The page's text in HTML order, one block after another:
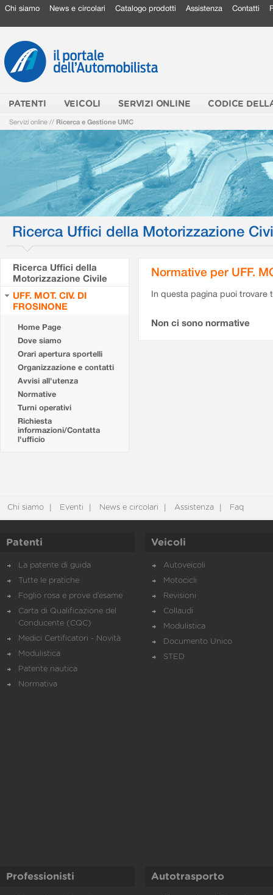
Chi siamo News e circolari Catalogo prodotti Assistenza Contatti
PATENTI VEICOLI SERVIZI ONLINE CODICE
Servizi online // Ricerca e Gestione UMC
Ricerca Uffici della Motorizzazione
Ricerca Uffici della
Motorizzazione Civile
UFF. MOT. CIV. DI
FROSINONE
Home Page
Dove siamo
Orari apertura sportelli
Organizzazione e contatti
Avvisi all'utenza
Normative
Turni operativi
Richiesta
informazioni/Contatta
l'ufficio
Normative per UFF.
In questa pagina puoi
Non ci sono normative
Chi siamo Eventi News e circolari Assistenza Faq
Patenti
La patente di guida
Tutte le pratiche
Foglio rosa e prove d’esame
Carta di Qualificazione del
Conducente (CQC)
Medici Certificatori - Novità
Modulistica
Patente nautica
Normativa
Veicoli
Autoveicoli
Motocicli
Revisioni
Collaudi
Modulistica
Documento Unico
STED
Professionisti Autotrasporto